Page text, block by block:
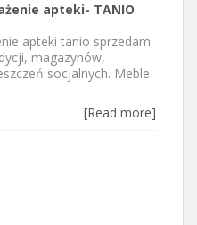
apteki- TANIO
apteki tanio sprzedam
magazynów,
socjalnych. Meble
[Read more]